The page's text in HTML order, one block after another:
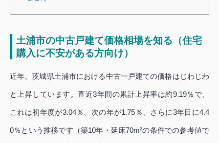
土浦市の中古戸建て価格相場を知る（住宅
購入に不安がある方向け）
近年、茨城県土浦市における中古一戸建ての価格はじわじわ
と上昇しています。直近3年間の累計上昇率は約9.19％で、
これは初年度が3.04％、次の年が1.75％、さらに3年目に4.4
0％という推移です（築10年・延床70m²の条件での参考値で